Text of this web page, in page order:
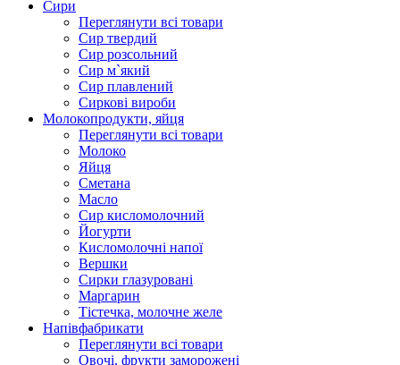
Сири
Переглянути всі товари
Сир твердий
Сир розсольний
Сир м`який
Сир плавлений
Сиркові вироби
Молокопродукти, яйця
Переглянути всі товари
Молоко
Яйця
Сметана
Масло
Сир кисломолочний
Йогурти
Кисломолочні напої
Вершки
Сирки глазуровані
Маргарин
Тістечка, молочне желе
Напівфабрикати
Переглянути всі товари
Овочі, фрукти заморожені